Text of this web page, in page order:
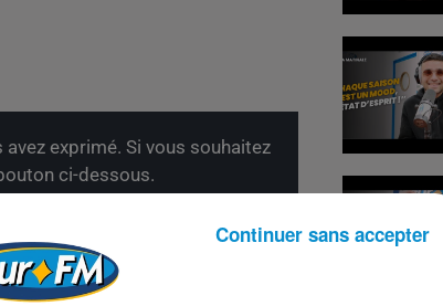
exprimé. Si vous souhaitez
ci-dessous.
Continuer sans accepter